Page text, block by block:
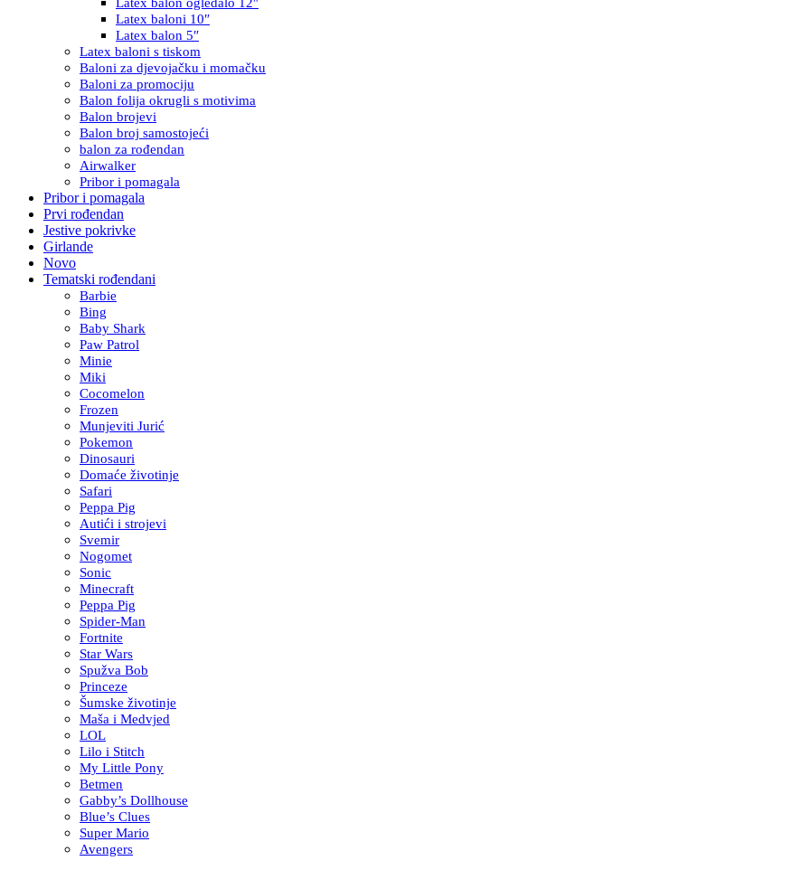
Latex baloni 10″
Latex balon 5″
Latex baloni s tiskom
Baloni za djevojačku i momačku
Baloni za promociju
Balon folija okrugli s motivima
Balon brojevi
Balon broj samostojeći
balon za rođendan
Airwalker
Pribor i pomagala
Pribor i pomagala
Prvi rođendan
Jestive pokrivke
Girlande
Novo
Tematski rođendani
Barbie
Bing
Baby Shark
Paw Patrol
Minie
Miki
Cocomelon
Frozen
Munjeviti Jurić
Pokemon
Dinosauri
Domaće životinje
Safari
Peppa Pig
Autići i strojevi
Svemir
Nogomet
Sonic
Minecraft
Peppa Pig
Spider-Man
Fortnite
Star Wars
Spužva Bob
Princeze
Šumske životinje
Maša i Medvjed
LOL
Lilo i Stitch
My Little Pony
Betmen
Gabby’s Dollhouse
Blue’s Clues
Super Mario
Avengers